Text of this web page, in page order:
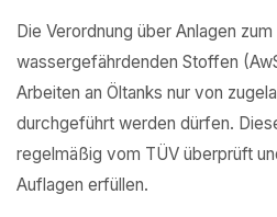
Die Verordnung über Anlagen
wassergefährdenden Stoffen
Arbeiten an Öltanks nur von
durchgeführt werden dürfen.
regelmäßig vom TÜV überprüft
Auflagen erfüllen.